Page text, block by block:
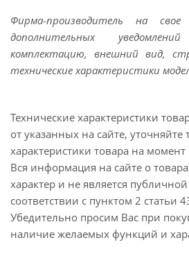
Фирма-производитель на
дополнительных
комплектацию, внешний вид,
технические характеристики
Технические характеристики
от указанных на сайте, уточняйте
характеристики товара на
Вся информация на сайте о
характер и не является
соответствии с пунктом 2 статьи
Убедительно просим Вас при
наличие желаемых функций и